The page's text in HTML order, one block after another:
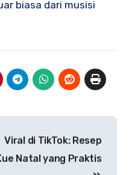
biasa dari musisi
Viral di TikTok: Resep
Natal yang Praktis